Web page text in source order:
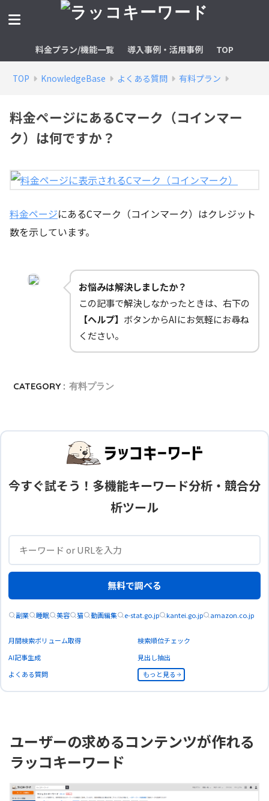
料金プラン/機能一覧 導入事例・活用事例 TOP
TOP KnowledgeBase よくある質問 有料プラン
料金ページにあるCマーク（コインマー
ク）は何ですか？
料金ページにあるCマーク（コインマーク）はクレジット
数を示しています。
お悩みは解決しましたか？
この記事で解決しなかったときは、右下の
【ヘルプ】 ボタンからAIにお気軽にお尋ね
ください。
CATEGORY : 有料プラン
今すぐ試そう！多機能キーワード分析・競合分
析ツール
無料で調べる
副業 睡眠 美容 猫 動画編集 e-stat.go.jp kantei.go.jp amazon.co.jp
月間検索ボリューム取得
検索順位チェック
AI記事生成
見出し抽出
よくある質問
もっと見る
ユーザーの求めるコンテンツが作れる
ラッコキーワード